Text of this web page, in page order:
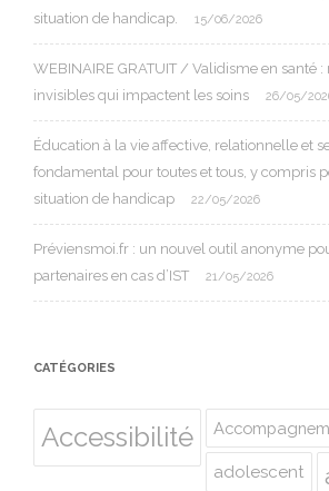
situation de handicap.
15/06/2026
WEBINAIRE GRATUIT / Validisme en santé
invisibles qui impactent les soins
26/05/
Éducation à la vie affective, relationnelle et
fondamental pour toutes et tous, y compris
situation de handicap
22/05/2026
Préviensmoi.fr : un nouvel outil anonyme
partenaires en cas d’IST
21/05/2026
CATÉGORIES
Accessibilité
adolescent